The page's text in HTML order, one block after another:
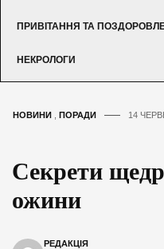
ПРИВІТАННЯ ТА
НЕКРОЛОГИ
НОВИНИ ПОРАДИ 14
Секрети
ожини
РЕДАКЦІЯ